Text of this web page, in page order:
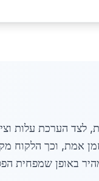
לצד הערכת עלות
אמת, וכך הלקוח
באופן שמפחית